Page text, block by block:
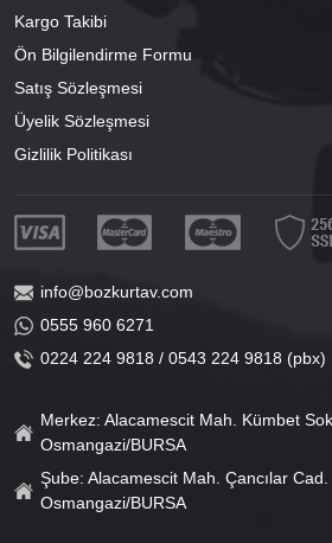
Kargo Takibi
Ön Bilgilendirme Formu
Satış Sözleşmesi
Üyelik Sözleşmesi
Gizlilik Politikası
info@bozkurtav.com
0555 960 6271
0224 224 9818 / 0543 224 9818 (pbx)
Merkez: Alacamescit Mah. Kümbet
Osmangazi/BURSA
Şube: Alacamescit Mah. Çancılar
Osmangazi/BURSA